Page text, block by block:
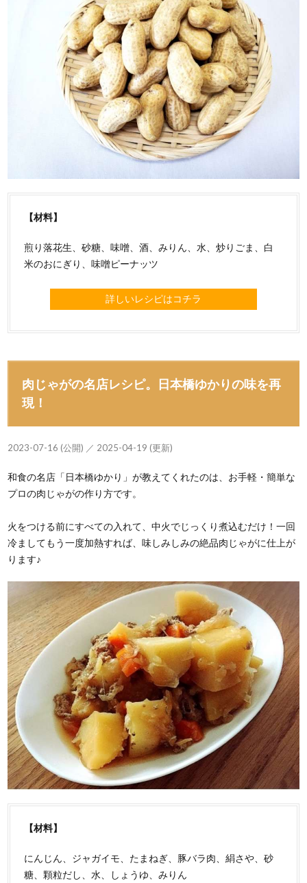
【材料】
煎り落花生、砂糖、味噌、酒、みりん、水、炒りごま、白
米のおにぎり、味噌ピーナッツ
詳しいレシピはコチラ
肉じゃがの名店レシピ。日本橋ゆかりの味を再
現！
2023-07-16 (公開) ／ 2025-04-19 (更新)
和食の名店「日本橋ゆかり」が教えてくれたのは、お手軽・簡単な
プロの肉じゃがの作り方です。
火をつける前にすべての入れて、中火でじっくり煮込むだけ！一回
冷ましてもう一度加熱すれば、味しみしみの絶品肉じゃがに仕上が
ります♪
【材料】
にんじん、ジャガイモ、たまねぎ、豚バラ肉、絹さや、砂
糖、顆粒だし、水、しょうゆ、みりん